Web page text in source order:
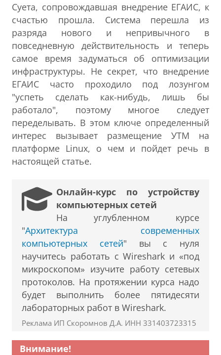
Суета, сопровождавшая внедрение ЕГАИС, к
счастью прошла. Система перешла из
разряда нового и непривычного в
повседневную действительность и теперь
самое время задуматься об оптимизации
инфраструктуры. Не секрет, что внедрение
ЕГАИС часто проходило под лозунгом
"успеть сделать как-нибудь, лишь бы
работало", поэтому многое следует
переделывать. В этом ключе определенный
интерес вызывает размещение УТМ на
платформе Linux, о чем и пойдет речь в
настоящей статье.
Онлайн-курс по устройству
компьютерных сетей
На углубленном курсе
"Архитектура современных
компьютерных сетей" вы с нуля
научитесь работать с Wireshark и «под
микроскопом» изучите работу сетевых
протоколов. На протяжении курса надо
будет выполнить более пятидесяти
лабораторных работ в Wireshark.
Реклама ИП Скоромнов Д.А. ИНН 331403723315
Внимание!